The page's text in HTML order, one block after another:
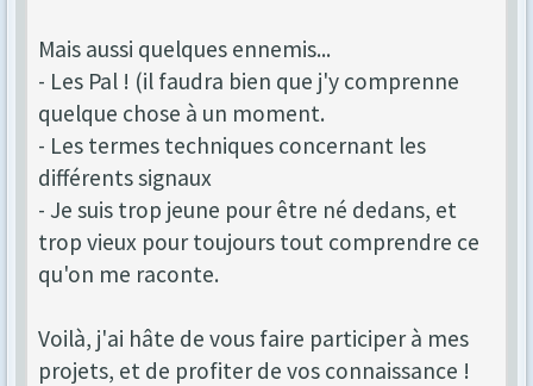
Mais aussi quelques ennemis...
- Les Pal ! (il faudra bien que j'y comprenne
quelque chose à un moment.
- Les termes techniques concernant les
différents signaux
- Je suis trop jeune pour être né dedans, et
trop vieux pour toujours tout comprendre ce
qu'on me raconte.
Voilà, j'ai hâte de vous faire participer à mes
projets, et de profiter de vos connaissance !